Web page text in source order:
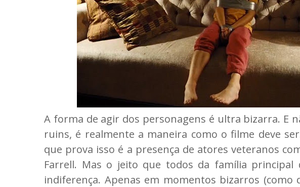
A forma de agir dos personagens é ultra bizarra. E
ruins, é realmente a maneira como o filme deve
que prova isso é a presença de atores veteranos
Farrell. Mas o jeito que todos da família
indiferença. Apenas em momentos bizarros (como